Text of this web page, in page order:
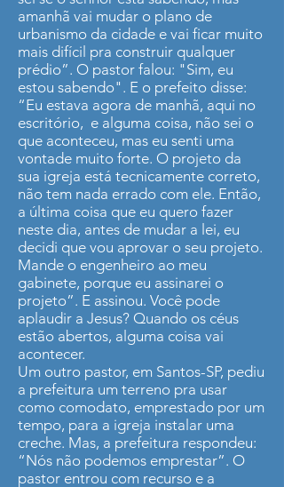
amanhã vai mudar o plano de
urbanismo da cidade e vai ficar muito
mais difícil pra construir qualquer
prédio”. O pastor falou: "Sim, eu
estou sabendo". E o prefeito disse:
“Eu estava agora de manhã, aqui no
escritório, e alguma coisa, não sei o
que aconteceu, mas eu senti uma
vontade muito forte. O projeto da
sua igreja está tecnicamente correto,
não tem nada errado com ele. Então,
a última coisa que eu quero fazer
neste dia, antes de mudar a lei, eu
decidi que vou aprovar o seu projeto.
Mande o engenheiro ao meu
gabinete, porque eu assinarei o
projeto”. E assinou. Você pode
aplaudir a Jesus? Quando os céus
estão abertos, alguma coisa vai
acontecer.
Um outro pastor, em Santos-SP, pediu
a prefeitura um terreno pra usar
como comodato, emprestado por um
tempo, para a igreja instalar uma
creche. Mas, a prefeitura respondeu:
“Nós não podemos emprestar”. O
pastor entrou com recurso e a